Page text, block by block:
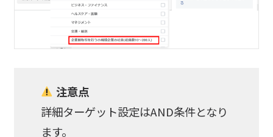
注意点
詳細ターゲット設定はAND条件となり
ます。